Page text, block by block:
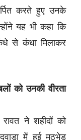
करते हुए उनके
यह भी कहा कि
से कंधा मिलाकर
को उनकी वीरता
रावत ने शहीदों को
में हुई मुठभेड़